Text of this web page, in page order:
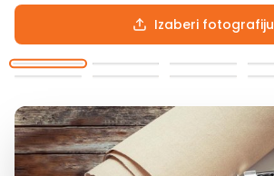
Izaberi fotografiju